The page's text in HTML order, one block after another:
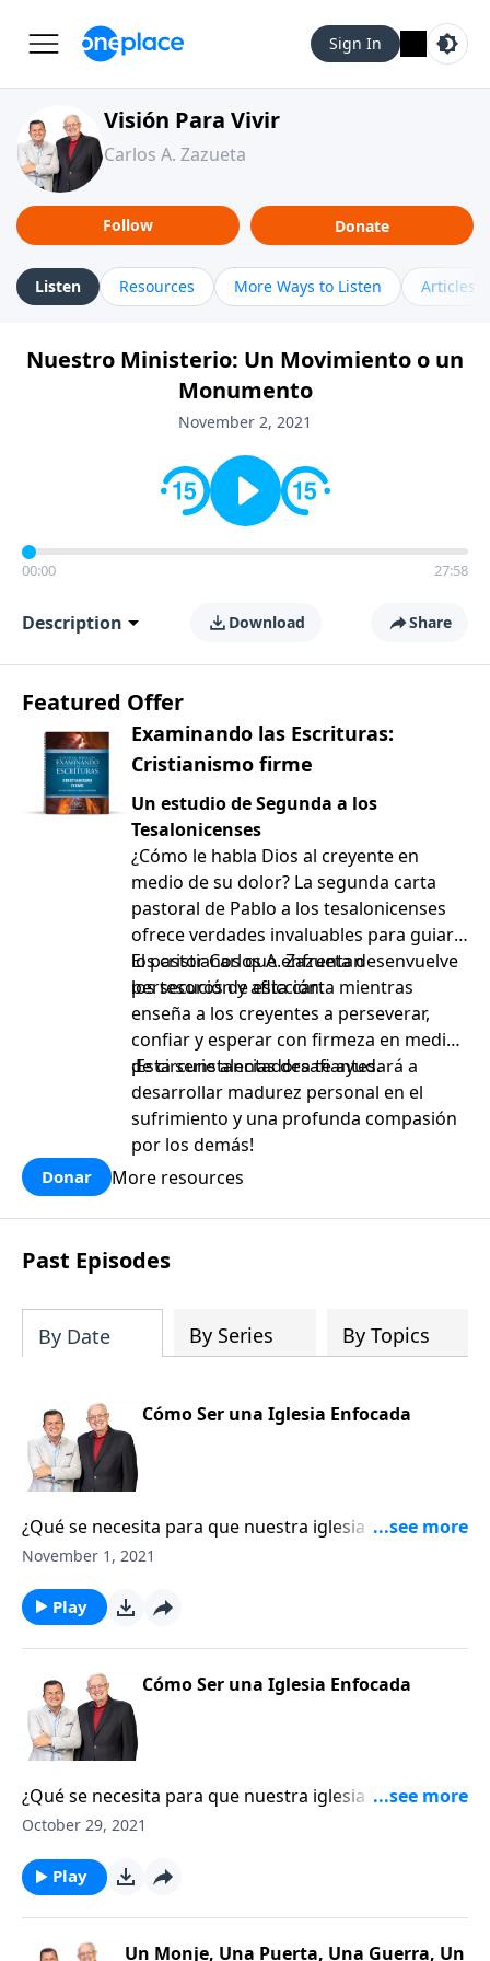
Sign In
Visión Para Vivir
Carlos A. Zazueta
Follow Donate
Listen Resources More Ways to Listen Articles
Nuestro Ministerio: Un Movimiento o un
Monumento
November 2, 2021
00:00 27:58
Description Download Share
Featured Offer
Examinando las Escrituras:
Cristianismo firme
Un estudio de Segunda a los
Tesalonicenses
¿Cómo le habla Dios al creyente en
medio de su dolor? La segunda carta
pastoral de Pablo a los tesalonicenses
ofrece verdades invaluables para guiar a
los cristianos que enfrentan
persecución y aflicción.
El pastor Carlos A. Zazueta desenvuelve
los tesoros de esta carta mientras
enseña a los creyentes a perseverar,
confiar y esperar con firmeza en medio
de circunstancias desafiantes.
¡Esta serie alentadora te ayudará a
desarrollar madurez personal en el
sufrimiento y una profunda compasión
por los demás!
Donar More resources
Past Episodes
By Date By Series By Topics
Cómo Ser una Iglesia Enfocada
¿Qué se necesita para que nuestra iglesia haga una
verdadera diferencia en la comunidad? Necesita estar
actividades, sino enfocada en Cristo reflejando al
mundo Su imagen.
November 1, 2021
Play
Cómo Ser una Iglesia Enfocada
¿Qué se necesita para que nuestra iglesia haga una
verdadera diferencia en la comunidad? Necesita estar
actividades, sino enfocada en Cristo reflejando al
mundo Su imagen.
October 29, 2021
Play
Un Monje, Una Puerta, Una Guerra, Un